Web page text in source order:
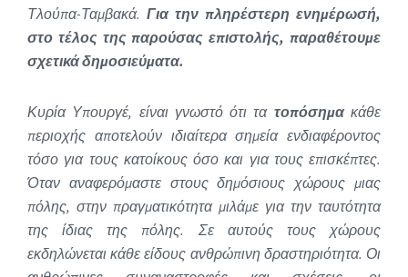
Τλούπα-Ταμβακά. Για την πληρέστερη ενημέρωσή,
στο τέλος της παρούσας επιστολής, παραθέτουμε
σχετικά δημοσιεύματα.
Κυρία Υπουργέ, είναι γνωστό ότι τα τοπόσημακάθε
περιοχής αποτελούν ιδιαίτερα σημεία ενδιαφέροντος
τόσο για τους κατοίκους όσο και για τους επισκέπτες.
Όταν αναφερόμαστε στους δημόσιους χώρους μιας
πόλης, στην πραγματικότητα μιλάμε για την ταυτότητα
της ίδιας της πόλης. Σε αυτούς τους χώρους
εκδηλώνεται κάθε είδους ανθρώπινη δραστηριότητα. Οι